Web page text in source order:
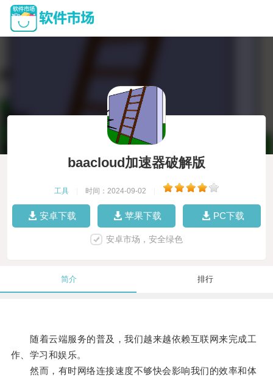
baacloud加速器破解版
工具 时间：2024-09-02
安卓下载 苹果下载 PC下载
安卓市场，安全绿色
简介 排行
随着云端服务的普及，我们越来越依赖互联网来完成工
作、学习和娱乐。
然而，有时网络连接速度不够快会影响我们的效率和体